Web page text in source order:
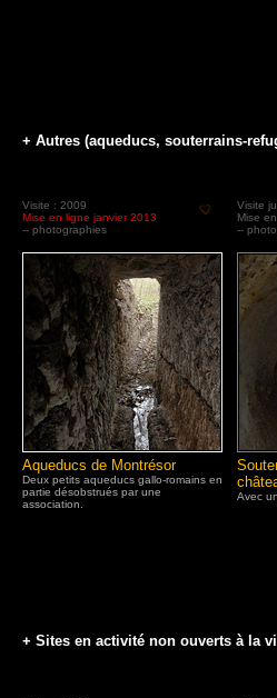
Aqueducs de Montrésor
Deux petits aqueducs gallo-romains en
partie désobstrués par une
association.
Avec
Visite
Mise
--
Visite : 2009
Mise en ligne janvier 2013
-- photographies
+ Autres (aqueducs, souterrains-
+ Sites en activité non ouverts à la